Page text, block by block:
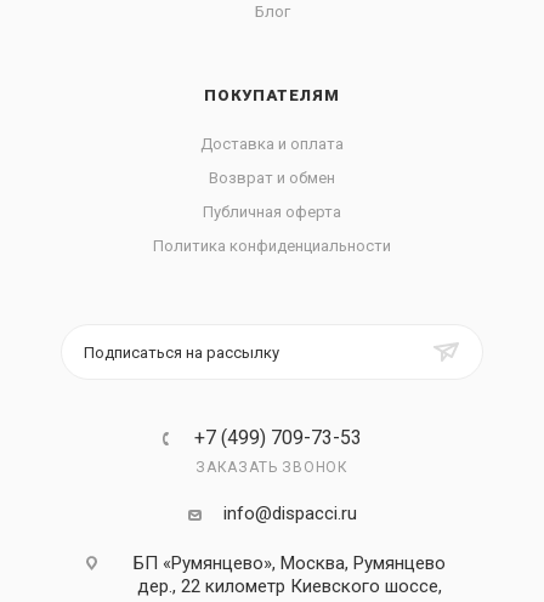
Блог
ПОКУПАТЕЛЯМ
Доставка и оплата
Возврат и обмен
Публичная оферта
Политика конфиденциальности
Подписаться на рассылку
+7 (499) 709-73-53
ЗАКАЗАТЬ ЗВОНОК
info@dispacci.ru
БП «Румянцево», Москва, Румянцево
дер., 22 километр Киевского шоссе,